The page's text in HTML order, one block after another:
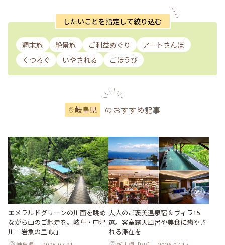
したいことを指定して絞り込む
週末旅 絶景旅 ご利益めぐり
アートさんぽ
くつろぐ
いやされる ごほうび
岐阜県 のおすすめ記事
エメラルドグリーンの川面を眺め
ながら山のご馳走を。岐阜・中津
川「岩魚の里 峡」
大人のご褒美温泉宿＆ヴィラ15
選。客室露天風呂や美食に癒やさ
れる滞在を